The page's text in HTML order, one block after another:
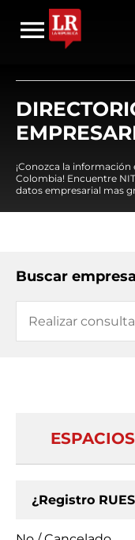
¡Conozca la
Colombia! Encuentre
datos empresarial mas
Buscar empresa
¿Registro